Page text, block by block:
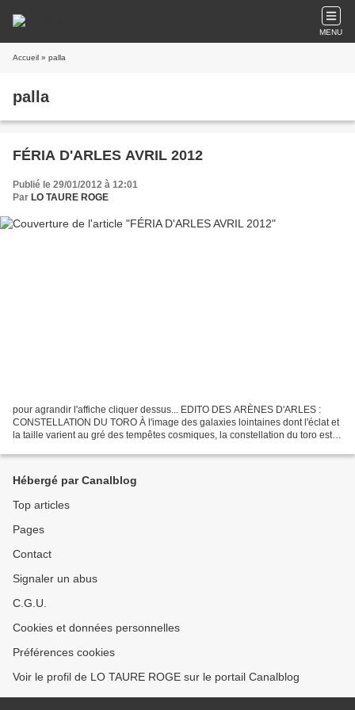
MENU
Accueil » palla
palla
FÉRIA D'ARLES AVRIL 2012
Publié le 29/01/2012 à 12:01
Par LO TAURE ROGE
pour agrandir l'affiche cliquer dessus... EDITO DES ARÈNES D'ARLES :
CONSTELLATION DU TORO À l'image des galaxies lointaines dont l'éclat et
la taille varient au gré des tempêtes cosmiques, la constellation du toro est
Hébergé par Canalblog
Top articles
Pages
Contact
Signaler un abus
C.G.U.
Cookies et données personnelles
Préférences cookies
Voir le profil de LO TAURE ROGE sur le portail Canalblog